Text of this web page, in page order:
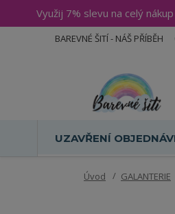
Využij 7% slevu na celý
BAREVNÉ ŠITÍ - NÁŠ PŘÍBĚH
UZAVŘENÍ
Úvod GALANTERIE